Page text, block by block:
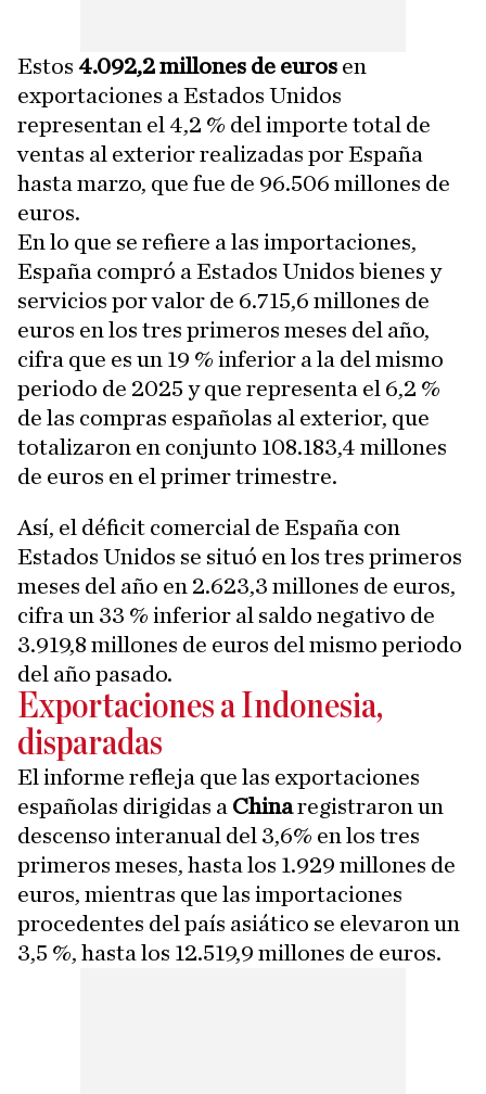
Estos 4.092,2 millones de euros en
exportaciones a Estados Unidos
representan el 4,2 % del importe total de
ventas al exterior realizadas por España
hasta marzo, que fue de 96.506 millones de
euros.
En lo que se refiere a las importaciones,
España compró a Estados Unidos bienes y
servicios por valor de 6.715,6 millones de
euros en los tres primeros meses del año,
cifra que es un 19 % inferior a la del mismo
periodo de 2025 y que representa el 6,2 %
de las compras españolas al exterior, que
totalizaron en conjunto 108.183,4 millones
de euros en el primer trimestre.
Así, el déficit comercial de España con
Estados Unidos se situó en los tres primeros
meses del año en 2.623,3 millones de euros,
cifra un 33 % inferior al saldo negativo de
3.919,8 millones de euros del mismo periodo
del año pasado.
Exportaciones a Indonesia,
disparadas
El informe refleja que las exportaciones
españolas dirigidas a Chinaregistraron un
descenso interanual del 3,6% en los tres
primeros meses, hasta los 1.929 millones de
euros, mientras que las importaciones
procedentes del país asiático se elevaron un
3,5 %, hasta los 12.519,9 millones de euros.